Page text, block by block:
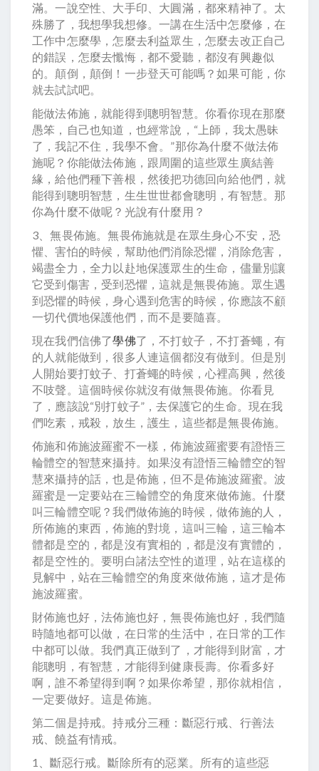
滿。一說空性、大手印、大圓滿，都來精神了。太
殊勝了，我想學我想修。一講在生活中怎麼修，在
工作中怎麼學，怎麼去利益眾生，怎麼去改正自己
的錯誤，怎麼去懺悔，都不愛聽，都沒有興趣似
的。顛倒，顛倒！一步登天可能嗎？如果可能，你
就去試試吧。
能做法佈施，就能得到聰明智慧。你看你現在那麼
愚笨，自己也知道，也經常說，“上師，我太愚昧
了，我記不住，我學不會。”那你為什麼不做法佈
施呢？你能做法佈施，跟周圍的這些眾生廣結善
緣，給他們種下善根，然後把功德回向給他們，就
能得到聰明智慧，生生世世都會聰明，有智慧。那
你為什麼不做呢？光說有什麼用？
3、無畏佈施。無畏佈施就是在眾生身心不安，恐
懼、害怕的時候，幫助他們消除恐懼，消除危害，
竭盡全力，全力以赴地保護眾生的生命，儘量別讓
它受到傷害，受到恐懼，這就是無畏佈施。眾生遇
到恐懼的時候，身心遇到危害的時候，你應該不顧
一切代價地保護他們，而不是要隨喜。
現在我們信佛了學佛了，不打蚊子，不打蒼蠅，有
的人就能做到，很多人連這個都沒有做到。但是別
人開始要打蚊子、打蒼蠅的時候，心裡高興，然後
不吱聲。這個時候你就沒有做無畏佈施。你看見
了，應該說“別打蚊子”，去保護它的生命。現在我
們吃素，戒殺，放生，護生，這些都是無畏佈施。
佈施和佈施波羅蜜不一樣，佈施波羅蜜要有證悟三
輪體空的智慧來攝持。如果沒有證悟三輪體空的智
慧來攝持的話，也是佈施，但不是佈施波羅蜜。波
羅蜜是一定要站在三輪體空的角度來做佈施。什麼
叫三輪體空呢？我們做佈施的時候，做佈施的人，
所佈施的東西，佈施的對境，這叫三輪，這三輪本
體都是空的，都是沒有實相的，都是沒有實體的，
都是空性的。要明白諸法空性的道理，站在這樣的
見解中，站在三輪體空的角度來做佈施，這才是佈
施波羅蜜。
財佈施也好，法佈施也好，無畏佈施也好，我們隨
時隨地都可以做，在日常的生活中，在日常的工作
中都可以做。我們真正做到了，才能得到財富，才
能聰明，有智慧，才能得到健康長壽。你看多好
啊，誰不希望得到啊？如果你希望，那你就相信，
一定要做好。這是佈施。
第二個是持戒。持戒分三種：斷惡行戒、行善法
戒、饒益有情戒。
1、斷惡行戒。斷除所有的惡業。所有的這些惡